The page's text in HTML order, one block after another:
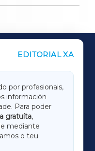
EDITORIAL XA
por profesionais,
información
Para poder
gratuíta,
mediante
o teu